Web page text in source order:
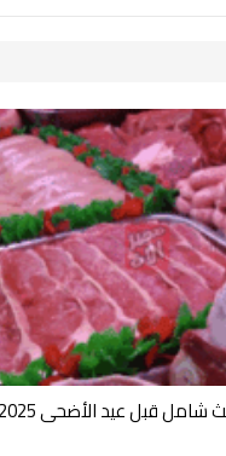
شامل قبل عيد الأضحى 2025